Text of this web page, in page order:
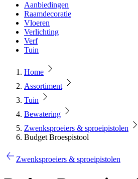
Aanbiedingen
Raamdecoratie
Vloeren
Verlichting
Verf
Tuin
Home
Assortiment
Tuin
Bewatering
Zwenksproeiers & sproeipistolen
Budget Broespistool
Zwenksproeiers & sproeipistolen